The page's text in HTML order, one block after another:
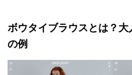
ボウタイブラウスとは？
の例